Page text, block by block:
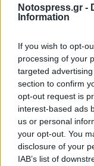
Notospress.gr -
Information
If you wish to opt-
processing of your
targeted
section to confirm
opt-out request is
interest-based ads
us or personal
your opt-out. You
disclosure of your
IAB’s list of
ΑΥΞΗΣΕΙΣ ΤΙΜΩΝ